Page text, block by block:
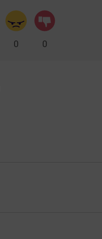
0 0